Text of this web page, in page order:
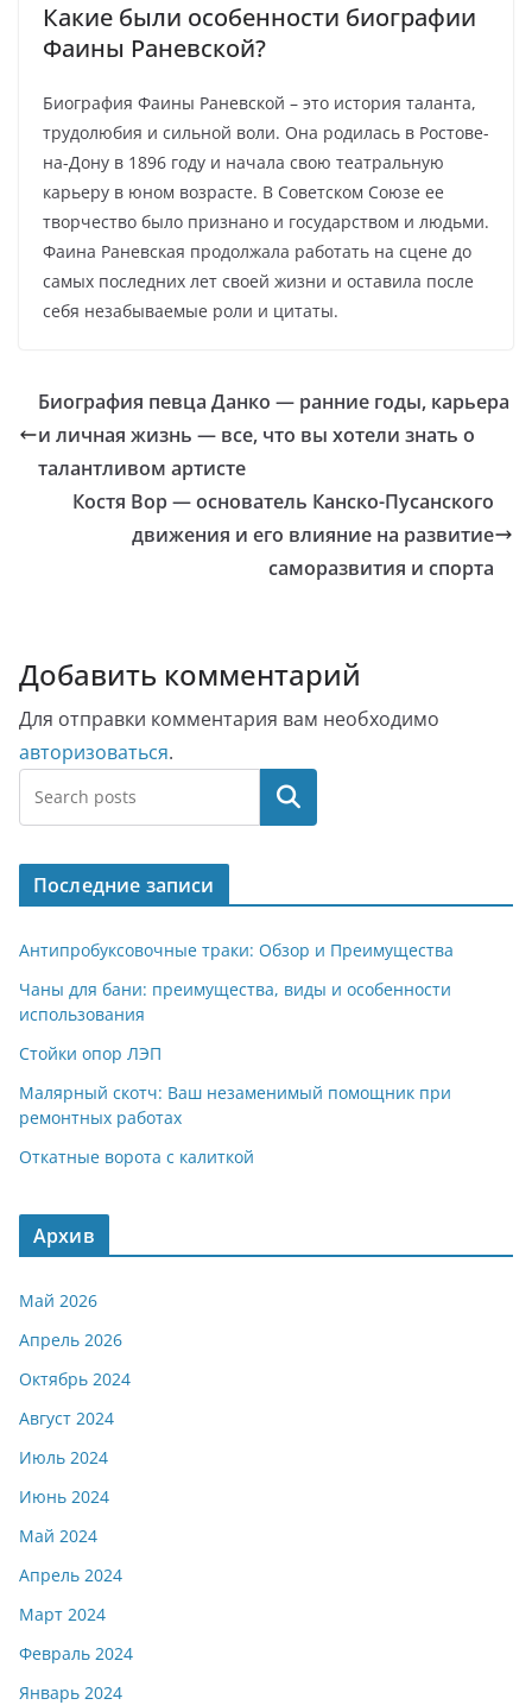
Какие были особенности биографии
Фаины Раневской?
Биография Фаины Раневской – это история таланта,
трудолюбия и сильной воли. Она родилась в Ростове-
на-Дону в 1896 году и начала свою театральную
карьеру в юном возрасте. В Советском Союзе ее
творчество было признано и государством и людьми.
Фаина Раневская продолжала работать на сцене до
самых последних лет своей жизни и оставила после
себя незабываемые роли и цитаты.
Биография певца Данко — ранние годы, карьера
и личная жизнь — все, что вы хотели знать о
талантливом артисте
Костя Вор — основатель Канско-Пусанского
движения и его влияние на развитие
саморазвития и спорта
Добавить комментарий
Для отправки комментария вам необходимо
авторизоваться.
Поиск
Последние записи
Антипробуксовочные траки: Обзор и Преимущества
Чаны для бани: преимущества, виды и особенности
использования
Стойки опор ЛЭП
Малярный скотч: Ваш незаменимый помощник при
ремонтных работах
Откатные ворота с калиткой
Архив
Май 2026
Апрель 2026
Октябрь 2024
Август 2024
Июль 2024
Июнь 2024
Май 2024
Апрель 2024
Март 2024
Февраль 2024
Январь 2024